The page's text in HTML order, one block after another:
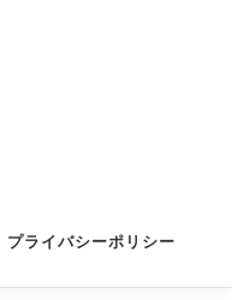
プライバシーポリシー